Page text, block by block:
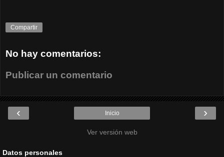
Compartir
No hay comentarios:
Publicar un comentario
‹ ›
Inicio
Ver versión web
Datos personales